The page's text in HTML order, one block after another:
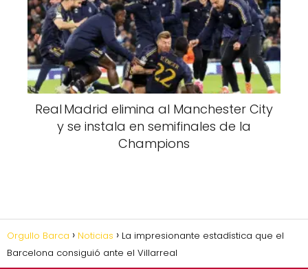
Real Madrid elimina al Manchester City
y se instala en semifinales de la
Champions
Orgullo Barca Noticias
La impresionante estadística que el
Barcelona consiguió ante el Villarreal